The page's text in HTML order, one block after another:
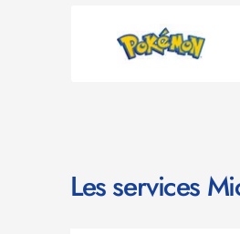
Les services